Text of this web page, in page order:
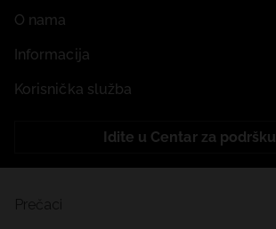
O nama
Informacija
Korisnička služba
Idite u Centar za podršku